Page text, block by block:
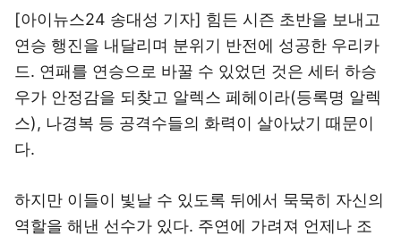
[아이뉴스24 송대성 기자] 힘든 시즌 초반을 보내고
연승 행진을 내달리며 분위기 반전에 성공한 우리카
드. 연패를 연승으로 바꿀 수 있었던 것은 세터 하승
우가 안정감을 되찾고 알렉스 페헤이라(등록명 알렉
스), 나경복 등 공격수들의 화력이 살아났기 때문이
다.
하지만 이들이 빛날 수 있도록 뒤에서 묵묵히 자신의
역할을 해낸 선수가 있다. 주연에 가려져 언제나 조